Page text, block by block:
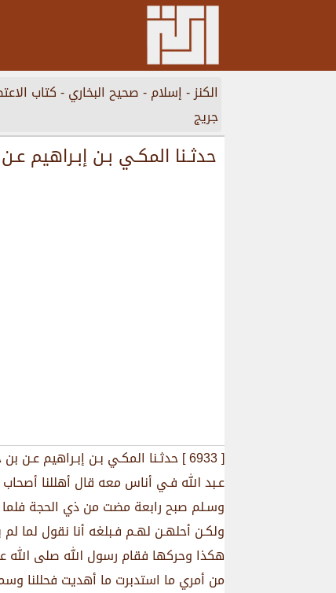
الكنز-إسلام-صحيح البخاري-ﻛﺘﺎﺏ
ﺟﺮﻳﺞ
ﺣﺪﺛـﻨﺎ ﺍﻟﻤﻜـﻲ ﺑـﻦ ﺇﺑـﺮﺍﻫﻴﻢ
[ 6933 ] ﺣﺪﺛـﻨﺎ ﺍﻟﻤﻜـﻲ ﺑـﻦ
ﻋـﺒﺪ الله ﻓـﻲ ﺃﻧﺎﺱ ﻣﻌﻪ ﻗﺎﻝ ﺃﻫﻠﻠﻨﺎ
ﻭﺳـﻠﻢ ﺻﺒﺢ ﺭﺍﺑﻌﺔ ﻣﻀﺖ ﻣﻦ ﺫﻱ ﺍﻟﺤﺠﺔ ﻓﻠﻤﺎ
ﻭﻟﻜـﻦ ﺃﺣﻠﻬـﻦ ﻟﻬـﻢ ﻓـﺒﻠﻐﻪ ﺃﻧﺎ ﻧﻘﻮﻝ ﻟﻤﺎ
ﻫﻜﺬﺍ ﻭﺣﺮﻛﻬﺎ ﻓﻘﺎﻡ ﺭﺳﻮﻝ الله ﺻﻠﻰ الله
ﻣﻦ ﺃﻣﺮﻱ ﻣﺎ ﺍﺳﺘﺪﺑﺮﺕ ﻣﺎ ﺃﻫﺪﻳﺖ ﻓﺤﻠﻠﻨﺎ